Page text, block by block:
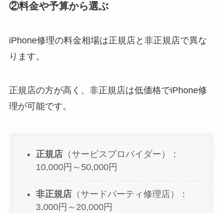
②料金や予算から選ぶ
iPhone修理の料金相場は正規店と非正規店で異な
ります。
正規店の方が高く、非正規店は低価格でiPhone修
理が可能です。
正規店（サービスプロバイダー）：
10,000円～50,000円
非正規店（サードパーティ修理店）：
3,000円～20,000円